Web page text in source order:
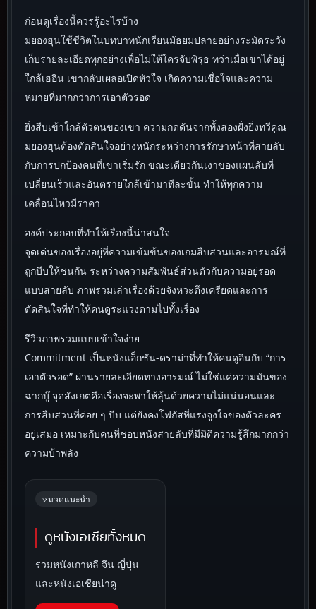
ก่อนดูเรื่องนี้ควรรู้อะไรบ้าง
มยองฮุนใช้ชีวิตในบทบาทนักเรียนมัธยมปลายอย่างระมัดระวัง
เก็บรายละเอียดทุกอย่างเพื่อไม่ให้ใครจับพิรุธ ทว่าเมื่อเขาได้อยู่
ใกล้เฮอิน เขากลับเผลอเปิดหัวใจ เกิดความเชื่อใจและความ
หมายที่มากกว่าการเอาตัวรอด
ยิ่งสืบเข้าใกล้ตัวตนของเขา ความกดดันจากทั้งสองฝั่งยิ่งทวีคูณ
มยองฮุนต้องตัดสินใจอย่างหนักระหว่างการรักษาหน้าที่สายลับ
กับการปกป้องคนที่เขาเริ่มรัก ขณะเดียวกันเงาของแผนลับที่
เปลี่ยนเร็วและอันตรายใกล้เข้ามาทีละขั้น ทำให้ทุกความ
เคลื่อนไหวมีราคา
องค์ประกอบที่ทำให้เรื่องนี้น่าสนใจ
จุดเด่นของเรื่องอยู่ที่ความเข้มข้นของเกมสืบสวนและอารมณ์ที่
ถูกบีบให้ชนกัน ระหว่างความสัมพันธ์ส่วนตัวกับความอยู่รอด
แบบสายลับ ภาพรวมเล่าเรื่องด้วยจังหวะตึงเครียดและการ
ตัดสินใจที่ทำให้คนดูระแวงตามไปทั้งเรื่อง
รีวิวภาพรวมแบบเข้าใจง่าย
Commitment เป็นหนังแอ็กชัน-ดราม่าที่ทำให้คนดูอินกับ “การ
เอาตัวรอด” ผ่านรายละเอียดทางอารมณ์ ไม่ใช่แค่ความมันของ
ฉากบู๊ จุดสังเกตคือเรื่องจะพาให้ลุ้นด้วยความไม่แน่นอนและ
การสืบสวนที่ค่อย ๆ บีบ แต่ยังคงโฟกัสที่แรงจูงใจของตัวละคร
อยู่เสมอ เหมาะกับคนที่ชอบหนังสายลับที่มีมิติความรู้สึกมากกว่า
ความบ้าพลัง
หมวดแนะนำ
ดูหนังเอเชียทั้งหมด
รวมหนังเกาหลี จีน ญี่ปุ่น
และหนังเอเชียน่าดู